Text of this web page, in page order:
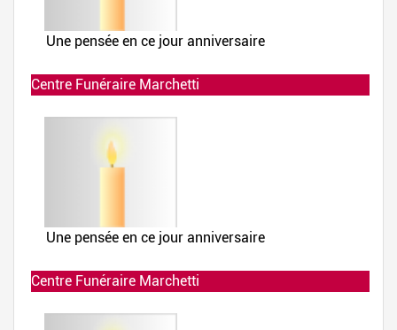
Centre Funéraire Marchetti
Centre Funéraire Marchetti